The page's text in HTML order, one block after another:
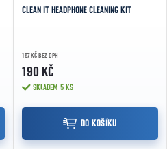
CLEAN IT HEADPHONE CLEANING KIT
157 KČ BEZ DPH
190 KČ
SKLADEM 5 KS
DO KOŠÍKU